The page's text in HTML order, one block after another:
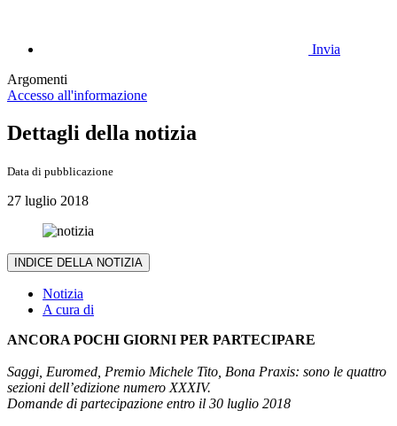
Invia
Argomenti
Accesso all'informazione
Dettagli della notizia
Data di pubblicazione
27 luglio 2018
INDICE DELLA NOTIZIA
Notizia
A cura di
ANCORA POCHI GIORNI PER PARTECIPARE
Saggi, Euromed, Premio Michele Tito, Bona Praxis: sono le quattro
sezioni dell’edizione numero XXXIV.
Domande di partecipazione entro il 30 luglio 2018